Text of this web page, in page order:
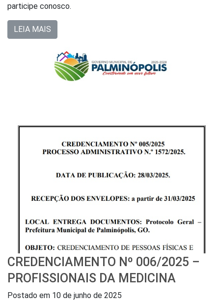
participe conosco.
LEIA MAIS
CREDENCIAMENTO Nº 006/2025 –
PROFISSIONAIS DA MEDICINA
Postado em 10 de junho de 2025